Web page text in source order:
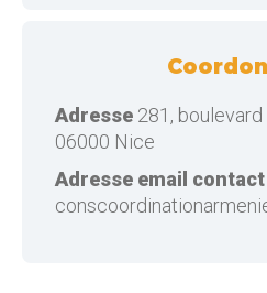
Adresse 281,
06000 Nice
Adresse email contact